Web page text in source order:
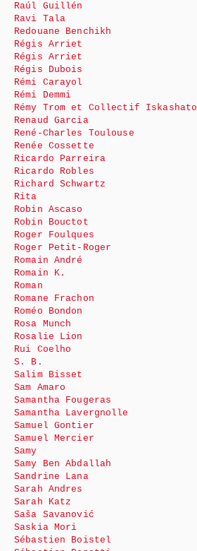
Raúl Guillén
Ravi Tala
Redouane Benchikh
Régis Arriet
Régis Arriet
Régis Dubois
Rémi Carayol
Rémi Demmi
Rémy Trom et Collectif Iskashato
Renaud Garcia
René-Charles Toulouse
Renée Cossette
Ricardo Parreira
Ricardo Robles
Richard Schwartz
Rita
Robin Ascaso
Robin Bouctot
Roger Foulques
Roger Petit-Roger
Romain André
Romain K.
Roman
Romane Frachon
Roméo Bondon
Rosa Munch
Rosalie Lion
Rui Coelho
S. B.
Salim Bisset
Sam Amaro
Samantha Fougeras
Samantha Lavergnolle
Samuel Gontier
Samuel Mercier
Samy
Samy Ben Abdallah
Sandrine Lana
Sarah Andres
Sarah Katz
Saša Savanović
Saskia Mori
Sébastien Boistel